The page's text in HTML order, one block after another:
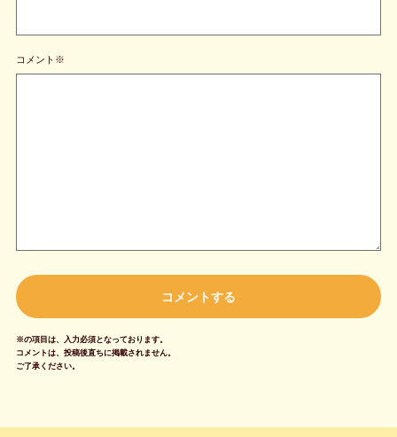
コメント※
※の項目は、入力必須となっております。
コメントは、投稿後直ちに掲載されません。
ご了承ください。